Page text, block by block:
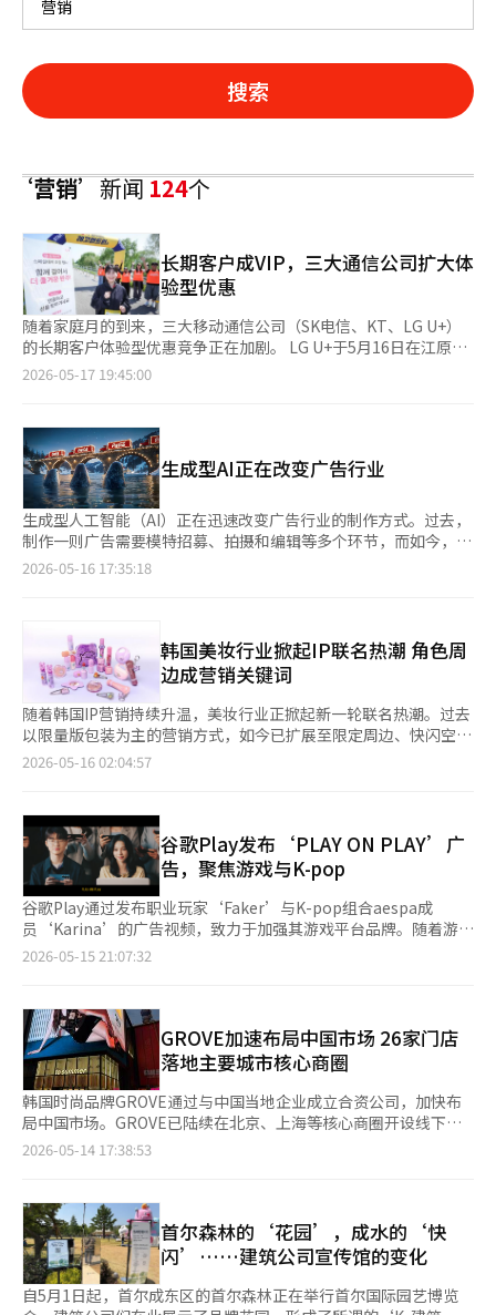
搜索
‘营销’新闻124个
长期客户成VIP，三大通信公司扩大体
验型优惠
随着家庭月的到来，三大移动通信公司（SK电信、KT、LG U+）
的长期客户体验型优惠竞争正在加剧。 LG U+于5月16日在江原道
春川的乐高乐园韩国举办了针对长期客户的邀请活动“乐高乐园
边约5公里的路线进行跑步。完成活动后，参与客户将获得乐高乐
园的一日通行证和乐高产品及纪念T恤等参与纪念品。 此次活动是
LG U+全年运营的“长期客户邀请计划”的一部分。LG U+围绕其
主要会员“U+2+”不断扩展长期客户专属的体验型内容，自今年
初以来，陆续推出了每月特别礼物、免费观赏音乐剧《兰比卡》、
邀请前往华潭森林等活动。预计在8月还将与乐高乐园合作举办家
庭水上活动。 LG U+市场营销集团长张俊英（常务）表示：“我们
正在将营销能力集中在提供超越简单折扣或一次性优惠的、能够在
密自然体验空间“森林营地”举办活动。从5月3日至18日，共邀
请了1800多名客户，活动已进入第五个季节，今年的报名竞争率
达到了636:1，成为常态化的项目。SKT计划在“森林假期日”之
后，逐步扩大美食、游乐园、演出等长期客户专属的优惠。 KT也
在本月开展了体验型长期客户项目“邀请梦想”的5月优惠活动，
邀请了300名使用移动、互联网和电视服务超过五年的客户前往爱
宝乐园，提供自由通行证。该活动针对家庭客户进行策划，现场还
通信公司相继加强长期客户体验型优惠，反映出在移动网络运营市
场饱和的情况下，保留现有客户比吸引新客户更为高效。通过现场
体验型活动提升客户忠诚度的方式逐渐成为主流，同时也反映出公
司希望稳定现有用户基础的战略意图。 ※ 本报道经人工智能
（AI）系统翻译与编辑。
2026-05-17 19:45:00
生成型AI正在改变广告行业
生成型人工智能（AI）正在迅速改变广告行业的制作方式。过去，
制作一则广告需要模特招募、拍摄和编辑等多个环节，而如今，随
着AI在图像、视频和文案等方面的应用不断增加，广告制作的整体
成型AI进行广告制作的案例正在迅速增加。生成型AI不仅限于简单
的图像生成，而是广泛应用于广告模特、背景、商品图像、视频和
文案的制作等整个广告制作过程。 尤其是在在线广告和短视频内
容方面，AI的应用正在迅速增加。这是因为数字广告市场需要在短
时间内制作大量广告内容，生成型AI的制作效率因此得到了凸显。
过去，制作一则广告需要拍摄工作室、模特和编辑人员等，但利用
AI后，许多环节可以实现自动化。 在时尚、美容和电商行业中，利
不是实际模特，或根据不同国家的语言和文化自动转换广告图像。
这种方式显著降低了针对全球市场的广告制作成本和时间。 一些
电商企业也开始利用AI制作商品照片的背景或演示图像。根据季节
或国家的氛围，快速制作相同商品的多种形式，从而提高广告制作
的效率。尤其是中小品牌和小型卖家也能够利用AI以相对较低的成
本制作高质量的广告图像，从而降低了广告制作的门槛。 基于AI的
广告文案制作也在扩大。生成型AI能够分析用户的搜索记录、兴趣
和消费模式，自动生成个性化的广告文案。即使是同一商品，也可
司也在加速广告生成AI的竞争。包括Meta和谷歌等全球平台公
司，以及国内的Naver和Kakao等企业，正在广告平台上应用或计
划应用广告图像生成、文案自动撰写和视频编辑功能，强化AI基础
的广告自动化功能。广告主只需输入所需的文案和图像，AI便能生
成广告初稿的服务也在不断扩大。 然而，AI广告的普及也引发了担
忧。随着AI生成的图像和视频质量迅速提升，越来越难以与实际拍
摄的内容区分开来。 版权和肖像权问题也成为主要议题。生成型AI
在学习过程中使用的图像数据的版权问题，以及使用与实际人物相
争力将不仅取决于制作能力，还将取决于AI的应用能力以及品牌独
特情感的保持程度。※ 本报道经人工智能（AI）系统翻译与编辑。
2026-05-16 17:35:18
韩国美妆行业掀起IP联名热潮 角色周
边成营销关键词
随着韩国IP营销持续升温，美妆行业正掀起新一轮联名热潮。过去
以限量版包装为主的营销方式，如今已扩展至限定周边、快闪空间
及沉浸式体验内容等多个层面。 购买口红、气垫粉饼可获赠钥匙
为，随着10至20多岁年轻消费者逐渐主导市场，过去强调极简与
自然感的“纯净美妆（Clean Beauty）”风潮正在减弱，取而代
之的是更加鲜艳、可爱、强调玩具感与角色元素的包装设计。 如
今，角色联名已成为韩国美妆行业的新常态。近期，韩国健康美妆
零售商希杰欧利芙洋（CJ Olive Young）进一步扩大角色联名营销
规模。公司于本月1日至30日与 宝可梦韩国展开大型联名活动“欧
利芙洋 X 宝可梦” 。此次合作正值宝可梦30周年及韩国家庭月，
不仅推出约230种限定商品，还联动快闪店、增强现实（AR）游
于“Olive Young N 圣水” 。欧利芙洋将与AR游戏《宝可梦GO》
联动，推出《宝可梦GO》首尔集章拉力活动，并打造以宝可梦30
周年派对为主题的快闪空间。现场设置拍照区、胶囊玩具限定商品
区以及皮卡丘主题甜品等内容，全国13家门店还同步运营主题拍照
区、店内集章活动及应援信息打印机等体验项目。 此外，消费者
还可根据消费金额获赠野餐椅、亚克力摆件、一次性相机及磁贴等
限定周边。此次合作共有61个品牌参与，规模较去年与三丽鸥角色
联名时进一步扩大。 与过去仅更换包装不同，当前角色联名营销
围绕角色构建完整内容体验。例如，AMUSE以蒙奇奇为核心打造
扭蛋商店概念，Rom&nd则以米菲为主题打造文具店概念空间，
并通过大型快闪店与限定周边强化沉浸感。 业内认为，美妆营销
主导权如今已完全转向SNS平台。相比强调产品成分或功能，品牌
更倾向于打造适合拍照和上传社交媒体的视觉包装，通过
TikTok、Instagram等平台实现自然传播。AMUSE相关负责人表
2026-05-16 02:04:57
谷歌Play发布‘PLAY ON PLAY’广
告，聚焦游戏与K-pop
谷歌Play通过发布职业玩家‘Faker’与K-pop组合aespa成
员‘Karina’的广告视频，致力于加强其游戏平台品牌。随着游戏
体验、粉丝文化与内容的结合，平台竞争正在加剧。 谷歌Play于
谷歌Play游戏及谷歌Play积分等游戏生态服务。 近期，全球游戏
平台市场的竞争已不仅限于游戏分发，品牌营销竞争也在加剧，以
提高用户停留时间和平台忠诚度。尤其是在跨平台游戏环境、游戏
社区及会员服务竞争日益激烈的背景下，平台企业也开始加强基于
粉丝的内容建设。 谷歌Play在此次活动中强调了可以在PC、平板
等大屏幕环境中继续享受移动游戏的‘谷歌Play游戏’功能，以及
根据游戏使用情况提供积分和奖励的‘谷歌Play积分’服务。 活
动视频共制作了五集短视频系列。广告制作由以独特演出风格著称
频中，Faker与Karina在图书馆、地铁、公交站、咖啡馆、网吧等
日常场所反复演绎享受移动游戏的偶然相遇场景。通过这种方式，
自然地强调了围绕游戏的用户体验和平台可达性，将日常生活与游
戏连接起来。 特别是Faker通过笔记本电脑介绍谷歌Play游戏，或
者Karina为了拿到手机而展现夸张的动作等，视频中也融入了网络
迷因（Meme）元素和短视频消费趋势的表现。 此次活动被分析为
2026-05-15 21:07:32
GROVE加速布局中国市场 26家门店
落地主要城市核心商圈
韩国时尚品牌GROVE通过与中国当地企业成立合资公司，加快布
局中国市场。GROVE已陆续在北京、上海等核心商圈开设线下门
店，在瞬息万变的中国时尚消费市场展现出强劲的品牌影响力，
今年将门店增加至50家，进一步加强与中国消费者的接触点，巩固
在当地时尚消费市场中的地位。 GROVE通过与当地企业成立合资
公司，构建起共同生产体系，有效优化整体利润结构，也有效推动
韩国本土业绩向好。集团今年制定了800亿韩元（约合人民币3.6亿
元）的销售目标，其中韩国市场250亿韩元、中国市场550亿韩
2026-05-14 17:38:53
首尔森林的‘花园’，成水的‘快
闪’……建筑公司宣传馆的变化
自5月1日起，首尔成东区的首尔森林正在举行首尔国际园艺博览